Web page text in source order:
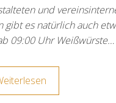
und
gibt es natürlich auch
09:00 Uhr Weißwürste…